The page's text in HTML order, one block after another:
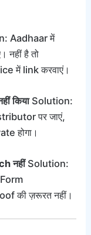
Aadhaar में
नहीं है तो
में link करवाएं।
कियाSolution:
पर जाएं,
होगा।
नहींSolution:
की ज़रूरत नहीं।